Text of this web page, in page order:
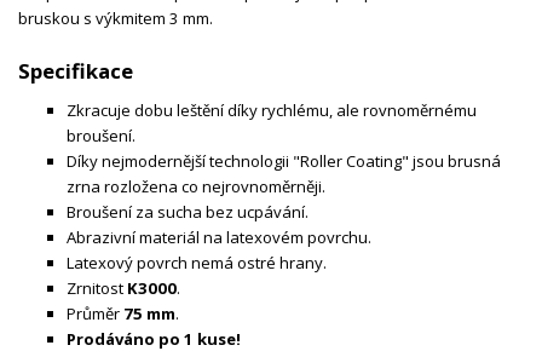
bruskou s výkmitem 3 mm.
Specifikace
Zkracuje dobu leštění díky rychlému, ale rovnoměrnému
broušení.
Díky nejmodernější technologii "Roller Coating" jsou brusná
zrna rozložena co nejrovnoměrněji.
Broušení za sucha bez ucpávání.
Abrazivní materiál na latexovém povrchu.
Latexový povrch nemá ostré hrany.
Zrnitost K3000.
Průměr 75 mm.
Prodáváno po 1 kuse!